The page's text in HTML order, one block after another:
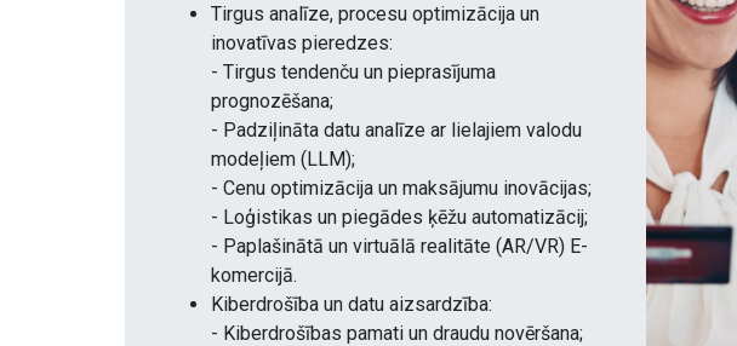
Tirgus analīze, procesu optimizācija un
inovatīvas pieredzes:
- Tirgus tendenču un pieprasījuma
prognozēšana;
- Padziļināta datu analīze ar lielajiem valodu
modeļiem (LLM);
- Cenu optimizācija un maksājumu inovācijas;
- Loģistikas un piegādes ķēžu automatizācij;
- Paplašinātā un virtuālā realitāte (AR/VR) E-
komercijā.
Kiberdrošība un datu aizsardzība:
- Kiberdrošības pamati un draudu novēršana;